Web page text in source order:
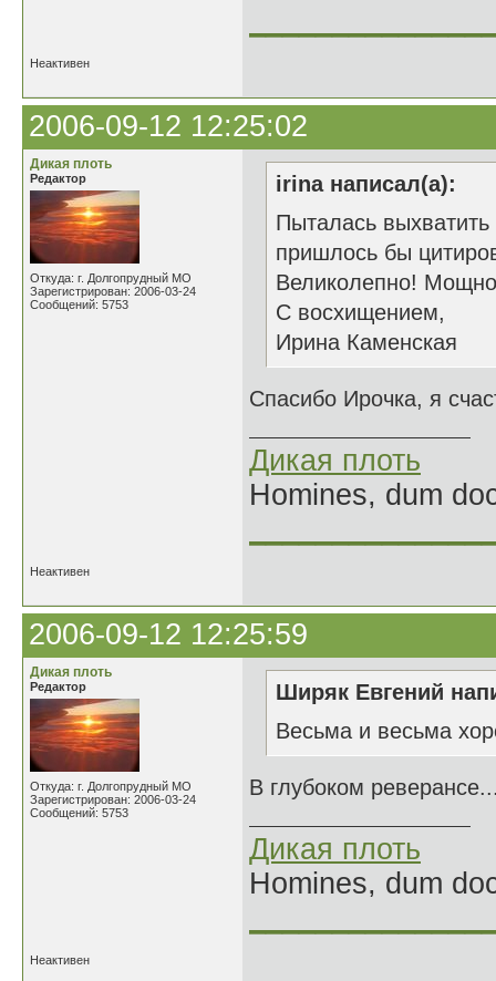
Неактивен
2006-09-12 12:25:02
Дикая плоть
Редактор
Откуда: г. Долгопрудный МО
Зарегистрирован: 2006-03-24
Сообщений: 5753
irina написал(а):
Пыталась
пришлось бы
Великолепно!
С восхищением,
Ирина Каменская
Спасибо Ирочка, я
Дикая плоть
Homines, dum
Неактивен
2006-09-12 12:25:59
Дикая плоть
Редактор
Откуда: г. Долгопрудный МО
Зарегистрирован: 2006-03-24
Сообщений: 5753
Ширяк Евгений
Весьма и весьма
В глубоком
Дикая плоть
Homines, dum
Неактивен